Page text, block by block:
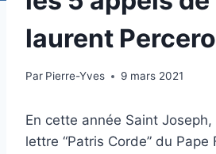
laurent
Par Pierre-Yves 9 mars 2021
En cette année Saint
lettre “Patris Corde” du Pape